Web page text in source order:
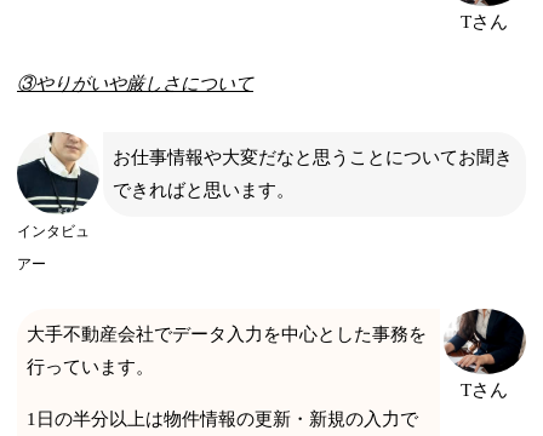
Tさん
③やりがいや厳しさについて
インタビュ
アー
お仕事情報や大変だなと思うことについてお聞き
できればと思います。
大手不動産会社でデータ入力を中心とした事務を
行っています。
1日の半分以上は物件情報の更新・新規の入力で
Tさん